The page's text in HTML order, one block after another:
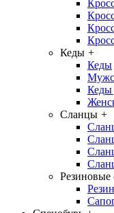
Кеды +
Кеды
Кеды
Сланцы +
Резиновые